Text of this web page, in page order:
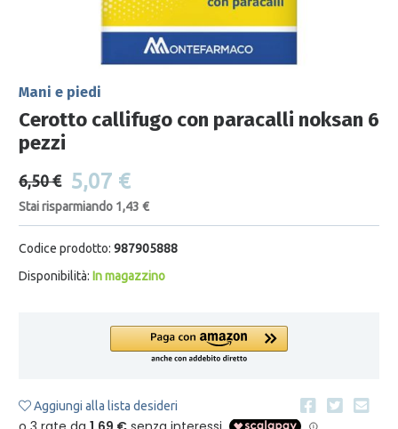
Mani e piedi
Cerotto callifugo con paracalli noksan 6
pezzi
6,50 € 5,07 €
Stai risparmiando 1,43 €
Codice prodotto: 987905888
Disponibilità: In magazzino
Aggiungi alla lista desideri